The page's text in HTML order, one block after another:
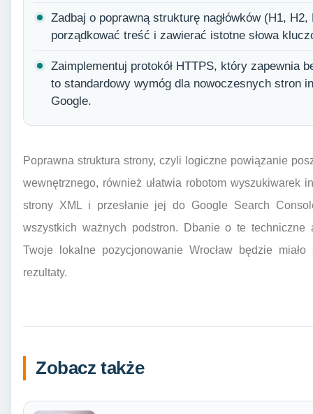
Zadbaj o poprawną strukturę nagłówków (H1,
porządkować treść i zawierać istotne słowa
Zaimplementuj protokół HTTPS, który zapewnia
to standardowy wymóg dla nowoczesnych stron
Google.
Poprawna struktura strony, czyli logiczne powiązanie
wewnętrznego, również ułatwia robotom wyszukiwarek
strony XML i przesłanie jej do Google Search
wszystkich ważnych podstron. Dbanie o te
Twoje lokalne pozycjonowanie Wrocław będzie
rezultaty.
Zobacz także